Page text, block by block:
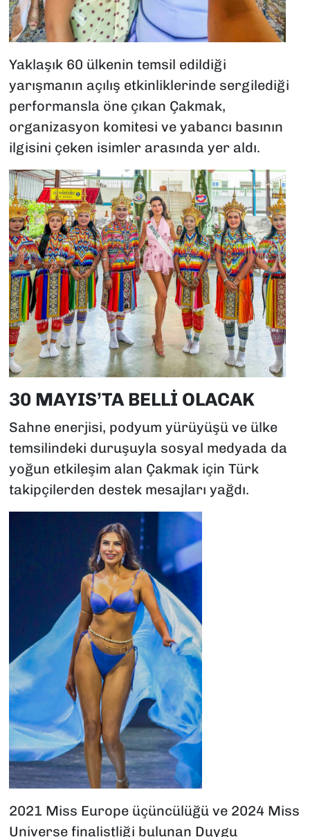
Yaklaşık 60 ülkenin temsil edildiği
yarışmanın açılış etkinliklerinde sergilediği
performansla öne çıkan Çakmak,
organizasyon komitesi ve yabancı basının
ilgisini çeken isimler arasında yer aldı.
30 MAYIS’TA BELLİ OLACAK
Sahne enerjisi, podyum yürüyüşü ve ülke
temsilindeki duruşuyla sosyal medyada da
yoğun etkileşim alan Çakmak için Türk
takipçilerden destek mesajları yağdı.
2021 Miss Europe üçüncülüğü ve 2024 Miss
Universe finalistliği bulunan Duygu